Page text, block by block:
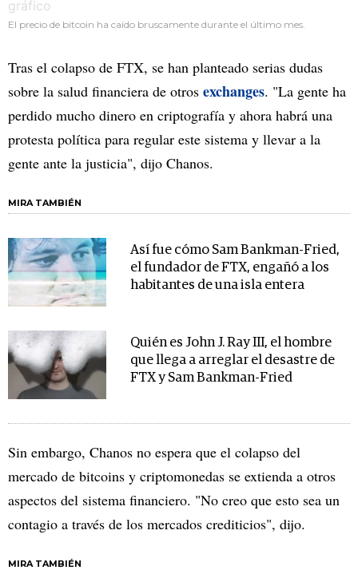
El precio de bitcoin ha caído bruscamente durante el último mes.
Tras el colapso de FTX, se han planteado serias dudas
sobre la salud financiera de otros exchanges. "La gente ha
perdido mucho dinero en criptografía y ahora habrá una
protesta política para regular este sistema y llevar a la
gente ante la justicia", dijo Chanos.
MIRA TAMBIÉN
Así fue cómo Sam Bankman-Fried,
el fundador de FTX, engañó a los
habitantes de una isla entera
Quién es John J. Ray III, el hombre
que llega a arreglar el desastre de
FTX y Sam Bankman-Fried
Sin embargo, Chanos no espera que el colapso del
mercado de bitcoins y criptomonedas se extienda a otros
aspectos del sistema financiero. "No creo que esto sea un
contagio a través de los mercados crediticios", dijo.
MIRA TAMBIÉN